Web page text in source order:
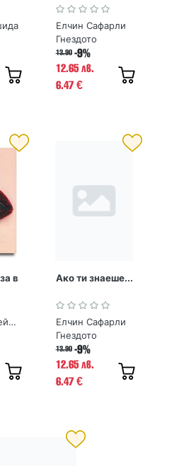
Елчин Сафарли
Гнездото
13.90 -9%
12.65 лв.
6.47€
в
Хелена С. Пейдж
Ако ти знаеше...
Елчин Сафарли
Гнездото
13.90 -9%
12.65 лв.
6.47€